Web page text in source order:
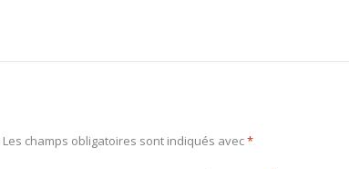
Les champs obligatoires sont indiqués avec*